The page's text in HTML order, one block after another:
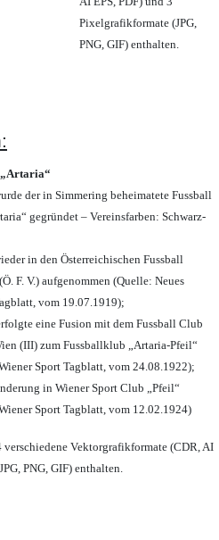
Pixelgrafikformate (JPG,
PNG, GIF) enthalten.
der in Simmering beheimatete Fussball
gegründet – Vereinsfarben: Schwarz-
in den Österreichischen Fussball
F. V.) aufgenommen (Quelle: Neues
vom 19.07.1919);
eine Fusion mit dem Fussball Club
(III) zum Fussballklub „Artaria-Pfeil“
Sport Tagblatt, vom 24.08.1922);
in Wiener Sport Club „Pfeil“
Sport Tagblatt, vom 12.02.1924)
Vektorgrafikformate (CDR, AI
PNG, GIF) enthalten.